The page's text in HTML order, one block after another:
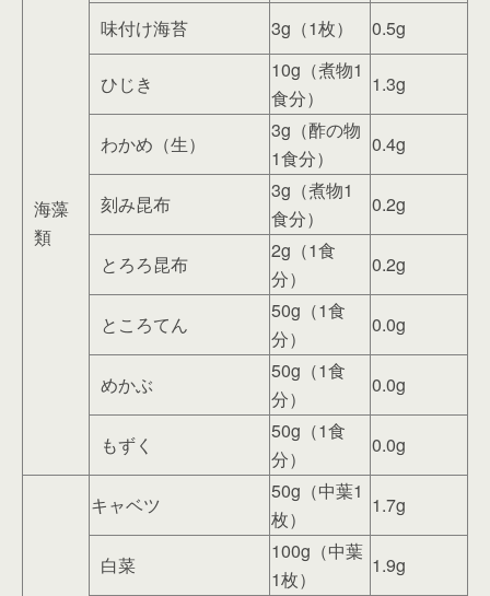
海藻
類
味付け海苔
3g（1枚） 0.5g
ひじき
10g（煮物1
食分）
1.3g
わかめ（生）
3g（酢の物
1食分）
0.4g
刻み昆布
3g（煮物1
食分）
0.2g
とろろ昆布
2g（1食
分）
0.2g
ところてん
50g（1食
分）
0.0g
めかぶ
50g（1食
分）
0.0g
もずく
50g（1食
分）
0.0g
キャベツ
50g（中葉1
枚）
1.7g
白菜
100g（中葉
1枚）
1.9g